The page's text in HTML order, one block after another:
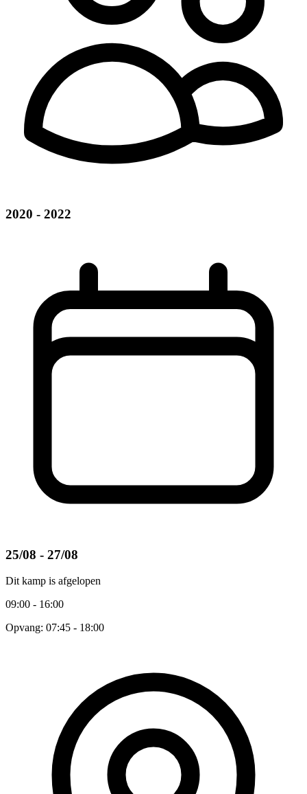
2020 - 2022
25/08 - 27/08
Dit kamp is afgelopen
09:00 - 16:00
Opvang: 07:45 - 18:00